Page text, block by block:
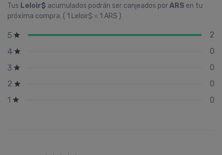
Tus Leloir$ acumulados podrán ser canjeados porARS en tu
próxima compra. ( 1 Leloir$ = 1 ARS )
5
2
4
0
3
0
2
0
1
0